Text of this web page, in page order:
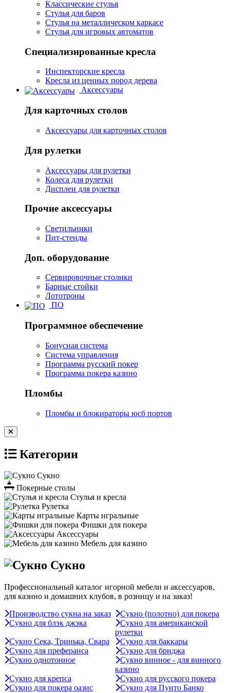
Классические стулья
Стулья для баров
Стулья на металлическом каркасе
Стулья для игровых автоматов
Специализированные кресла
Инспекторские кресла
Кресла из ценных пород дерева
Аксессуары
Для карточных столов
Аксессуары для карточных столов
Для рулетки
Аксессуары для рулетки
Колеса для рулетки
Дисплеи для рулетки
Прочие аксессуары
Светильники
Пит-стенды
Доп. оборудование
Сервировочные столики
Барные стойки
Лототроны
ПО
Программное обеспечение
Бонусная система
Система управления
Программа русский покер
Программа покера казино
Пломбы
Пломбы и блокираторы юсб портов
Категории
Сукно
Покерные столы
Стулья и кресла
Рулетка
Карты игральные
Фишки для покера
Аксессуары
Мебель для казино
Сукно
Профессиональный каталог игорной мебели и аксессуаров,
для казино и домашних клубов, в розницу и на заказ!
Производство сукна на заказ
Сукно (полотно) для покера
Сукно для блэк джэка
Сукно для американской
рулетки
Сукно Сека, Тринька, Свара
Сукно для баккары
Сукно для преферанса
Сукно для бриджа
Сукно однотонное
Сукно винное - для винного
казино
Сукно для крепса
Сукно для русского покера
Сукно для покера оазис
Сукно для Пунто Банко